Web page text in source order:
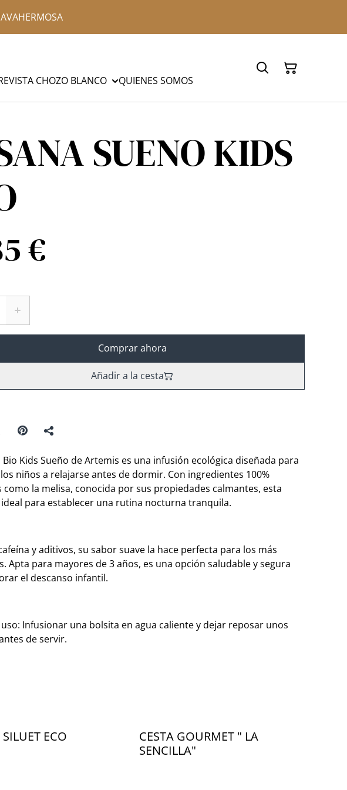
CHOZO BLANCO QUIENES SOMOS
SUENO KIDS
€
Comprar ahora
Añadir a la cesta
Bio Kids Sueño de Artemis es una infusión ecológica diseñada para
niños a relajarse antes de dormir. Con ingredientes 100%
como la melisa, conocida por sus propiedades calmantes, esta
para establecer una rutina nocturna tranquila.
y aditivos, su sabor suave la hace perfecta para los más
Apta para mayores de 3 años, es una opción saludable y segura
el descanso infantil.
Infusionar una bolsita en agua caliente y dejar reposar unos
de servir.
ECO
CESTA GOURMET " LA
SENCILLA"